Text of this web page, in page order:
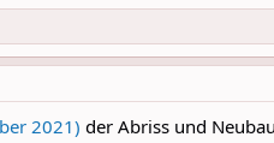
2021) der Abriss und